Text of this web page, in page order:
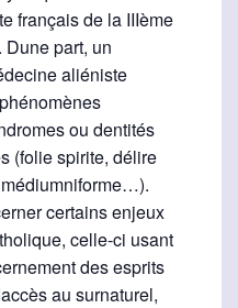
français de la IIIème
part, un
aliéniste
ou dentités
(folie spirite, délire
certains enjeux
celle-ci usant
des esprits
au surnaturel,